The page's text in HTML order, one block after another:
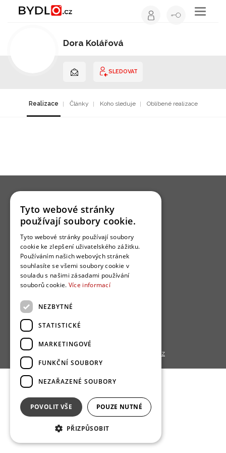
Toggle
Dora Kolářová
SLEDOVAT
Realizace Články Koho sleduje Oblíbené realizace
O nás
Bydlo programy
Jak se zapojit?
Uživatelské podmínky
Bydlo.cz
Tyto webové stránky
používají soubory cookie.
Tyto webové stránky používají soubory
cookie ke zlepšení uživatelského zážitku.
Používáním našich webových stránek
souhlasíte se všemi soubory cookie v
souladu s našimi zásadami používání
souborů cookie. Více informací
NEZBYTNÉ
STATISTICKÉ
MARKETINGOVÉ
FUNKČNÍ SOUBORY
NEZAŘAZENÉ SOUBORY
POVOLIT VŠE POUZE NUTNÉ
PŘIZPŮSOBIT